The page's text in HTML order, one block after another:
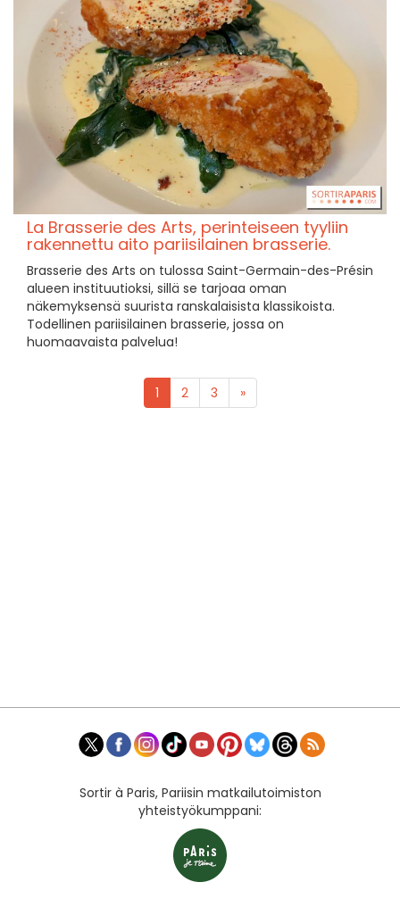
La Brasserie des Arts, perinteiseen tyyliin
rakennettu aito pariisilainen brasserie.
Brasserie des Arts on tulossa Saint-Germain-des-Présin
alueen instituutioksi, sillä se tarjoaa oman
näkemyksensä suurista ranskalaisista klassikoista.
Todellinen pariisilainen brasserie, jossa on
huomaavaista palvelua!
1 2 3 »
Sortir à Paris, Pariisin matkailutoimiston
yhteistyökumppani: